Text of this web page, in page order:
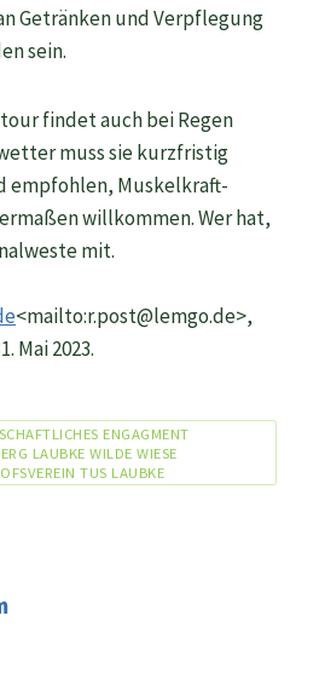
Getränken und Verpflegung
sein.
findet auch bei Regen
muss sie kurzfristig
empfohlen, Muskelkraft-
willkommen. Wer hat,
mit.
<mailto:r.post@lemgo.de>,
Mai 2023.
ENGAGMENT
LAUBKE WILDE WIESE
TUS LAUBKE